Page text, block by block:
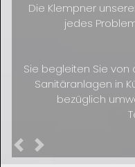
Die Klempner
jedes
Sie begleiten Sie von
Sanitäranlagen in
bezüglich
Previous